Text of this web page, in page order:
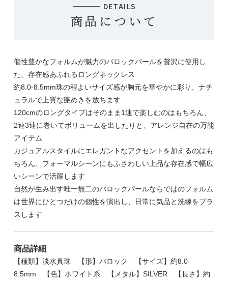
DETAILS
商品について
個性豊かなフォルムが魅力のバロックパールを贅沢に使用し
た、存在感あふれるロングネックレス
約8.0-8.5mm珠の程よいサイズ感が胸元を華やかに彩り、ナチ
ュラルで上質な艶めきを放ちます
120cmのロングタイプはそのまま1連で楽しむのはもちろん、
2連3連に巻いてボリュームを出したりと、アレンジ自在の万能
アイテム
カジュアルスタイルにエレガントなアクセントを加えるのはも
ちろん、フォーマルシーンにもふさわしい上品な存在感で幅広
いシーンで活躍します
自然が生み出す唯一無二のバロックパールならではのフォルム
は世界にひとつだけの個性を演出し、日常に気品と洗練をプラ
スします
商品詳細
【種類】淡水真珠 【形】バロック 【サイズ】約8.0-
8.5mm 【色】ホワイト系 【メタル】SILVER 【長さ】約